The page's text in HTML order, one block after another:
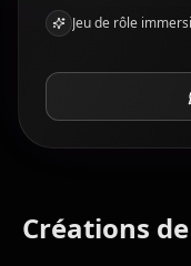
Jeu de rôle
Créations